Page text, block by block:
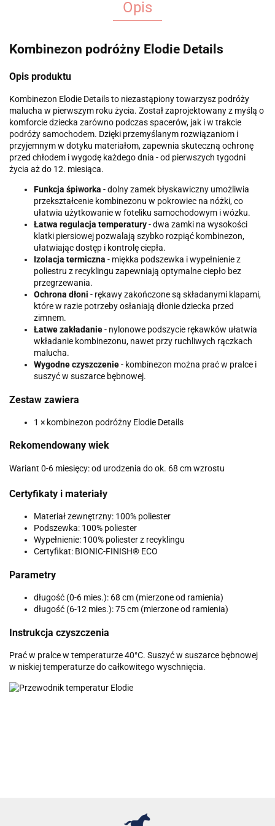
Opis
Kombinezon podróżny Elodie Details
Opis produktu
Kombinezon Elodie Details to niezastąpiony towarzysz podróży
malucha w pierwszym roku życia. Został zaprojektowany z myślą o
komforcie dziecka zarówno podczas spacerów, jak i w trakcie
podróży samochodem. Dzięki przemyślanym rozwiązaniom i
przyjemnym w dotyku materiałom, zapewnia skuteczną ochronę
przed chłodem i wygodę każdego dnia - od pierwszych tygodni
życia aż do 12. miesiąca.
Funkcja śpiworka - dolny zamek błyskawiczny umożliwia
przekształcenie kombinezonu w pokrowiec na nóżki, co
ułatwia użytkowanie w foteliku samochodowym i wózku.
Łatwa regulacja temperatury- dwa zamki na wysokości
klatki piersiowej pozwalają szybko rozpiąć kombinezon,
ułatwiając dostęp i kontrolę ciepła.
Izolacja termiczna - miękka podszewka i wypełnienie z
poliestru z recyklingu zapewniają optymalne ciepło bez
przegrzewania.
Ochrona dłoni - rękawy zakończone są składanymi klapami,
które w razie potrzeby osłaniają dłonie dziecka przed
zimnem.
Łatwe zakładanie- nylonowe podszycie rękawków ułatwia
wkładanie kombinezonu, nawet przy ruchliwych rączkach
malucha.
Wygodne czyszczenie- kombinezon można prać w pralce i
suszyć w suszarce bębnowej.
Zestaw zawiera
1 × kombinezon podróżny Elodie Details
Rekomendowany wiek
Wariant 0-6 miesięcy: od urodzenia do ok. 68 cm wzrostu
Certyfikaty i materiały
Materiał zewnętrzny: 100% poliester
Podszewka: 100% poliester
Wypełnienie: 100% poliester z recyklingu
Certyfikat: BIONIC-FINISH® ECO
Parametry
długość (0-6 mies.): 68 cm (mierzone od ramienia)
długość (6-12 mies.): 75 cm (mierzone od ramienia)
Instrukcja czyszczenia
Prać w pralce w temperaturze 40°C. Suszyć w suszarce bębnowej
w niskiej temperaturze do całkowitego wyschnięcia.